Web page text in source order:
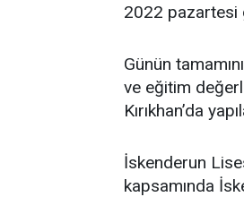
2022 pazartesi
Günün
ve eğitim
Kırıkhan’da
İskenderun
kapsamında